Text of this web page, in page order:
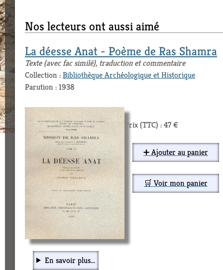
Nos lecteurs ont aussi aimé
La déesse Anat - Poème de Ras Shamra
Texte (avec fac similé), traduction et commentaire
Collection :Bibliothèque Archéologique et Historique
Parution : 1938
Prix (TTC) : 47 €
➕ Ajouter au panier
🛒 Voir mon panier
En savoir plus...